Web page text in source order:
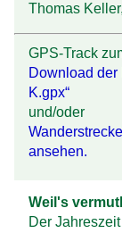
Thomas
GPS-Track
Download der
K.gpx“
und/oder
ansehen.
Weil's
Der